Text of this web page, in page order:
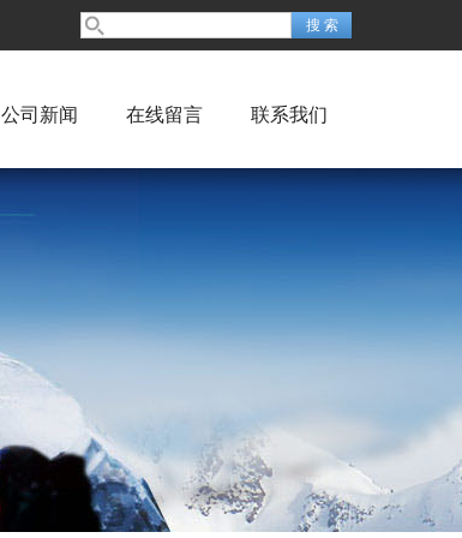
公司新闻 在线留言 联系我们